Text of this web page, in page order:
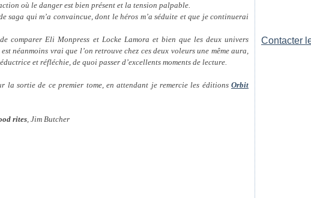
où le danger est bien présent et la tension palpable.
saga qui m’a convaincue, dont le héros m’a séduite et que je continuerai
comparer Eli Monpress et Locke Lamora et bien que les deux univers
néanmoins vrai que l’on retrouve chez ces deux voleurs une même aura,
et réfléchie, de quoi passer d’excellents moments de lecture.
la sortie de ce premier tome, en attendant je remercie les éditions Orbit
rites, Jim Butcher
Contacter